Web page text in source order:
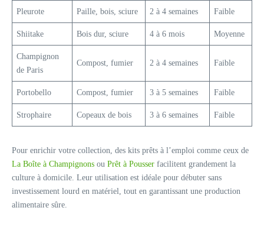
Pleurote Paille, bois, sciure 2 à 4 semaines Faible
Shiitake Bois dur, sciure 4 à 6 mois Moyenne
Champignon
de Paris
Compost, fumier 2 à 4 semaines Faible
Portobello Compost, fumier 3 à 5 semaines Faible
Strophaire Copeaux de bois 3 à 6 semaines Faible
Pour enrichir votre collection, des kits prêts à l’emploi comme ceux de
La Boîte à Champignons ou Prêt à Pousser facilitent grandement la
culture à domicile. Leur utilisation est idéale pour débuter sans
investissement lourd en matériel, tout en garantissant une production
alimentaire sûre.